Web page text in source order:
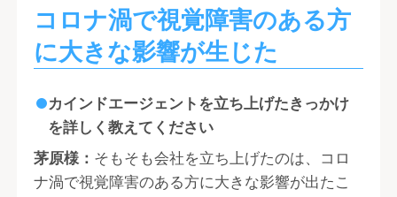
コロナ渦で視覚障害のある方
に大きな影響が生じた
カインドエージェントを立ち上げたきっかけ
を詳しく教えてください
茅原様： そもそも会社を立ち上げたのは、コロ
ナ渦で視覚障害のある方に大きな影響が出たこ